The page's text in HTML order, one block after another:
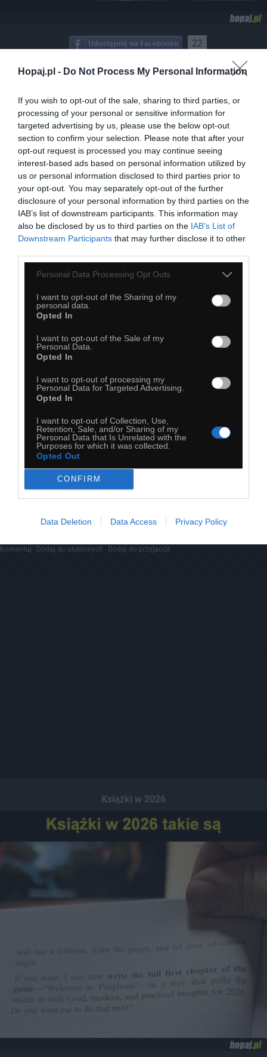
Hopaj.pl - Do Not Process My Personal Information
If you wish to opt-out of the sale, sharing to third parties, or
processing of your personal or sensitive information for
targeted advertising by us, please use the below opt-out
section to confirm your selection. Please note that after your
opt-out request is processed you may continue seeing
interest-based ads based on personal information utilized by
us or personal information disclosed to third parties prior to
your opt-out. You may separately opt-out of the further
disclosure of your personal information by third parties on the
IAB’s list of downstream participants. This information may
also be disclosed by us to third parties on the IAB’s List of
Downstream Participants that may further disclose it to other
Personal Data Processing Opt Outs
I want to opt-out of the Sharing of my
personal data.
Opted In
I want to opt-out of the Sale of my
Personal Data.
Opted In
I want to opt-out of processing my
Personal Data for Targeted Advertising.
Opted In
I want to opt-out of Collection, Use,
Retention, Sale, and/or Sharing of my
Personal Data that Is Unrelated with the
Purposes for which it was collected.
Opted Out
CONFIRM
Data Deletion Data Access Privacy Policy
22
Kopiuj link
Komentuj Dodaj do ulubionych Dodaj do przyjaciół
Znane mordy
31
Komentuj Dodaj do ulubionych Dodaj do przyjaciół
Książki w 2026